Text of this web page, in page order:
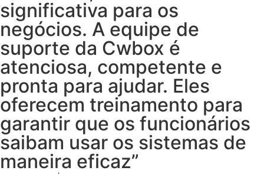
significativa para os
negócios. A equipe de
suporte da Cwbox é
atenciosa, competente e
pronta para ajudar. Eles
oferecem treinamento para
garantir que os funcionários
saibam usar os sistemas de
maneira eficaz”